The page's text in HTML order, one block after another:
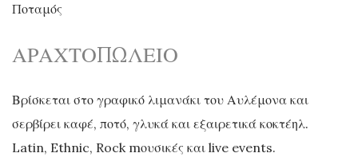
Ποταμός
ΑΡΑΧΤΟΠΩΛΕΙΟ
Βρίσκεται στο γραφικό λιμανάκι του Αυλέμονα και
σερβίρει καφέ, ποτό, γλυκά και εξαιρετικά κοκτέηλ.
Latin, Ethnic, Rock mουσικές και live events.